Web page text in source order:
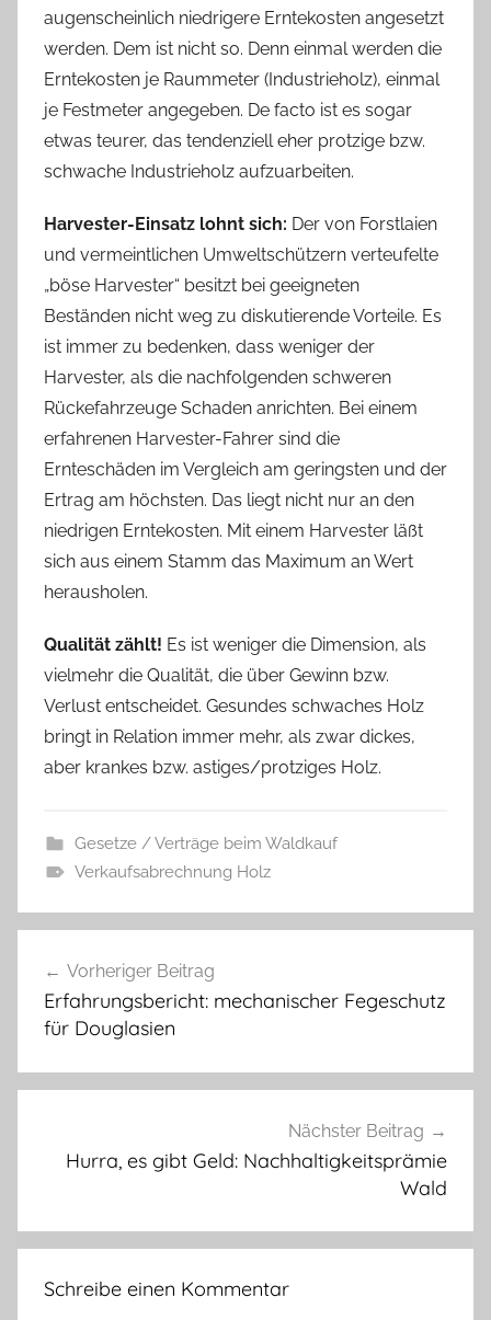
augenscheinlich niedrigere Erntekosten angesetzt
werden. Dem ist nicht so. Denn einmal werden die
Erntekosten je Raummeter (Industrieholz), einmal
je Festmeter angegeben. De facto ist es sogar
etwas teurer, das tendenziell eher protzige bzw.
schwache Industrieholz aufzuarbeiten.
Harvester-Einsatz lohnt sich: Der von Forstlaien
und vermeintlichen Umweltschützern verteufelte
„böse Harvester“ besitzt bei geeigneten
Beständen nicht weg zu diskutierende Vorteile. Es
ist immer zu bedenken, dass weniger der
Harvester, als die nachfolgenden schweren
Rückefahrzeuge Schaden anrichten. Bei einem
erfahrenen Harvester-Fahrer sind die
Ernteschäden im Vergleich am geringsten und der
Ertrag am höchsten. Das liegt nicht nur an den
niedrigen Erntekosten. Mit einem Harvester läßt
sich aus einem Stamm das Maximum an Wert
herausholen.
Qualität zählt! Es ist weniger die Dimension, als
vielmehr die Qualität, die über Gewinn bzw.
Verlust entscheidet. Gesundes schwaches Holz
bringt in Relation immer mehr, als zwar dickes,
aber krankes bzw. astiges/protziges Holz.
Gesetze / Verträge beim Waldkauf
Verkaufsabrechnung Holz
Vorheriger Beitrag
Erfahrungsbericht: mechanischer Fegeschutz
für Douglasien
Nächster Beitrag
Hurra, es gibt Geld: Nachhaltigkeitsprämie
Wald
Schreibe einen Kommentar